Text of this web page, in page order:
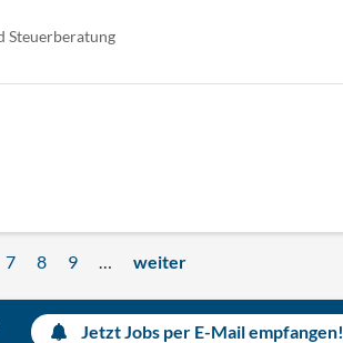
Steuerberatung
7 8 9 … weiter
Jetzt Jobs per E-Mail empfangen!